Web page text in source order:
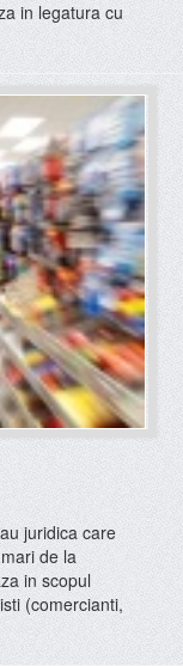
in legatura cu
juridica care
de la
in scopul
(comercianti,